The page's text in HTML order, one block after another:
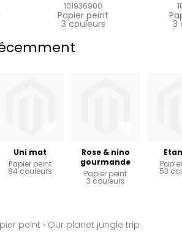
101936900
Papier peint
3 couleurs 3
Uni mat
Papier peint
84 couleurs
Rose & nino
gourmande
Papier peint
3 couleurs
53
peint › Our planet jungle trip